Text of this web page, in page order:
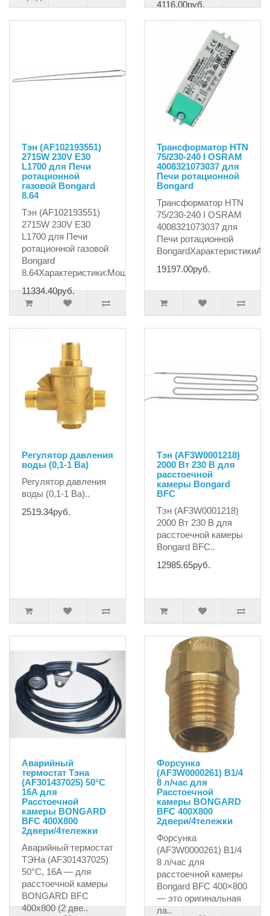
4116.00руб.
Тэн (AF102193551)
2715W 230V E30
L1700 для Печи
ротационной
газовой Bongard
8.64
Тэн (AF102193551)
2715W 230V E30
L1700 для Печи
ротационной газовой
Bongard
8.64Характеристики:Мощно..
11334.40руб.
Трансформатор HTN
75/230-240 I OSRAM
4008321073037 для
Печи ротационной
Bongard
Трансформатор HTN
75/230-240 I OSRAM
4008321073037 для
Печи ротационной
19197.00руб.
Регулятор давления
воды (0,1-1 Ba)
Регулятор давления
воды (0,1-1 Ba)..
2519.34руб.
Тэн (AF3W0001218)
2000 Вт 230 В для
расстоечной
камеры Bongard
BFC
Тэн (AF3W0001218)
2000 Вт 230 В для
расстоечной камеры
Bongard BFC..
12985.65руб.
Аварийный
термостат Тэна
(AF301437025) 50°C
16A для
Расстоечной
камеры BONGARD
BFC 400X800
2двери/4тележки
Аварийный термостат
ТЭНа (AF301437025)
50°C, 16A — для
расстоечной камеры
BONGARD BFC
400x800 (2 две..
Форсунка
(AF3W0000261) B1/4
8 л/час для
Расстоечной
камеры BONGARD
BFC 400X800
2двери/4тележки
Форсунка
(AF3W0000261) B1/4
8 л/час для
расстоечной камеры
Bongard BFC 400×800
— это оригинальная
ла..